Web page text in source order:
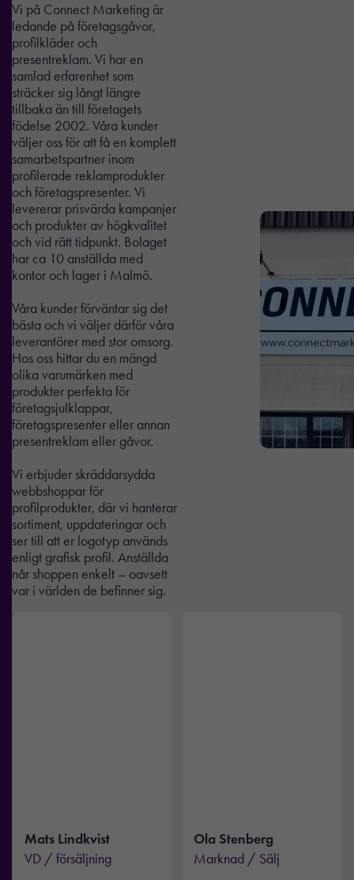
Vi på Connect Marketing är
ledande på företagsgåvor,
profilkläder och
presentreklam. Vi har en
samlad erfarenhet som
sträcker sig långt längre
tillbaka än till företagets
födelse 2002. Våra kunder
väljer oss för att få en komplett
samarbetspartner inom
profilerade reklamprodukter
och företagspresenter. Vi
levererar prisvärda kampanjer
och produkter av högkvalitet
och vid rätt tidpunkt. Bolaget
har ca 10 anställda med
kontor och lager i Malmö.
Våra kunder förväntar sig det
bästa och vi väljer därför våra
leverantörer med stor omsorg.
Hos oss hittar du en mängd
olika varumärken med
produkter perfekta för
företagsjulklappar,
företagspresenter eller annan
presentreklam eller gåvor.
Vi erbjuder skräddarsydda
webbshoppar för
profilprodukter, där vi hanterar
sortiment, uppdateringar och
ser till att er logotyp används
enligt grafisk profil. Anställda
når shoppen enkelt – oavsett
var i världen de befinner sig.
Mats Lindkvist
VD / försäljning
Ola Stenberg
Marknad / Sälj